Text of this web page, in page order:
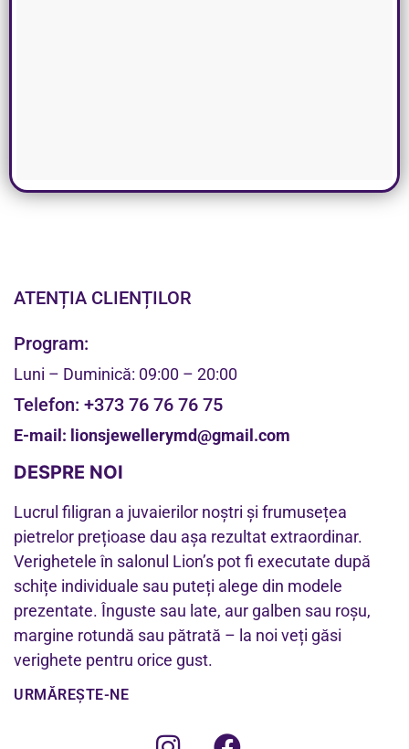
ATENȚIA CLIENȚILOR
Program:
Luni – Duminică: 09:00 – 20:00
Telefon: +373 76 76 76 75
E-mail: lionsjewellerymd@gmail.com
DESPRE NOI
Lucrul filigran a juvaierilor noștri și frumusețea
pietrelor prețioase dau așa rezultat extraordinar.
Verighetele în salonul Lion’s pot fi executate după
schițe individuale sau puteți alege din modele
prezentate. Înguste sau late, aur galben sau roșu,
margine rotundă sau pătrată – la noi veți găsi
verighete pentru orice gust.
URMĂREȘTE-NE